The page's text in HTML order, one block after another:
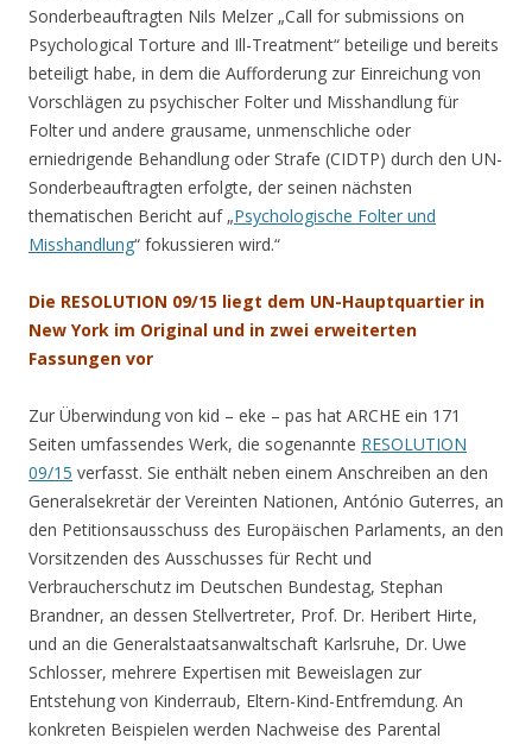
Sonderbeauftragten Nils Melzer „Call for submissions on
Psychological Torture and Ill-Treatment“ beteilige und bereits
beteiligt habe, in dem die Aufforderung zur Einreichung von
Vorschlägen zu psychischer Folter und Misshandlung für
Folter und andere grausame, unmenschliche oder
erniedrigende Behandlung oder Strafe (CIDTP) durch den UN-
Sonderbeauftragten erfolgte, der seinen nächsten
thematischen Bericht auf „Psychologische Folter und
Misshandlung“ fokussieren wird.“
Die RESOLUTION 09/15 liegt dem UN-Hauptquartier in
New York im Original und in zwei erweiterten
Fassungen vor
Zur Überwindung von kid – eke – pas hat ARCHE ein 171
Seiten umfassendes Werk, die sogenannte RESOLUTION
09/15 verfasst. Sie enthält neben einem Anschreiben an den
Generalsekretär der Vereinten Nationen, António Guterres, an
den Petitionsausschuss des Europäischen Parlaments, an den
Vorsitzenden des Ausschusses für Recht und
Verbraucherschutz im Deutschen Bundestag, Stephan
Brandner, an dessen Stellvertreter, Prof. Dr. Heribert Hirte,
und an die Generalstaatsanwaltschaft Karlsruhe, Dr. Uwe
Schlosser, mehrere Expertisen mit Beweislagen zur
Entstehung von Kinderraub, Eltern-Kind-Entfremdung. An
konkreten Beispielen werden Nachweise des Parental